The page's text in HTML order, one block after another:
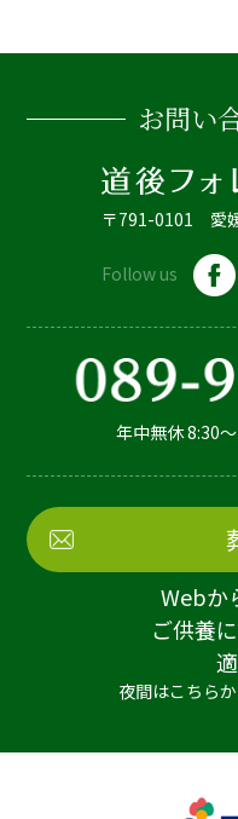
お問い
〒791-0101 愛
Follow us
年中無休 8:30
Webか
ご供養
夜間はこちら